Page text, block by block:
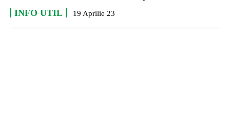
INFO UTIL 19 Aprilie 23